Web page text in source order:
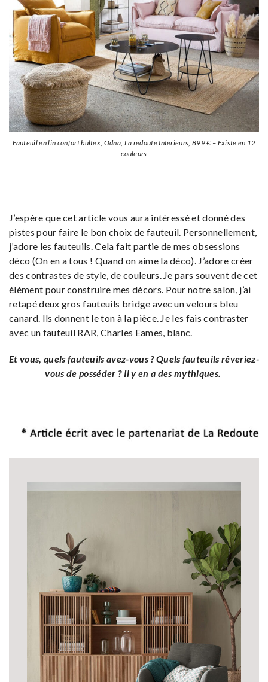
Fauteuil en lin confort bultex, Odna, La redoute Intérieurs, 899 € – Existe en 12
couleurs
J’espère que cet article vous aura intéressé et donné des
pistes pour faire le bon choix de fauteuil. Personnellement,
j’adore les fauteuils. Cela fait partie de mes obsessions
déco (On en a tous ! Quand on aime la déco). J’adore créer
des contrastes de style, de couleurs. Je pars souvent de cet
élément pour construire mes décors. Pour notre salon, j’ai
retapé deux gros fauteuils bridge avec un velours bleu
canard. Ils donnent le ton à la pièce. Je les fais contraster
avec un fauteuil RAR, Charles Eames, blanc.
Et vous, quels fauteuils avez-vous ? Quels fauteuils rêveriez-
vous de posséder ? Il y en a des mythiques.